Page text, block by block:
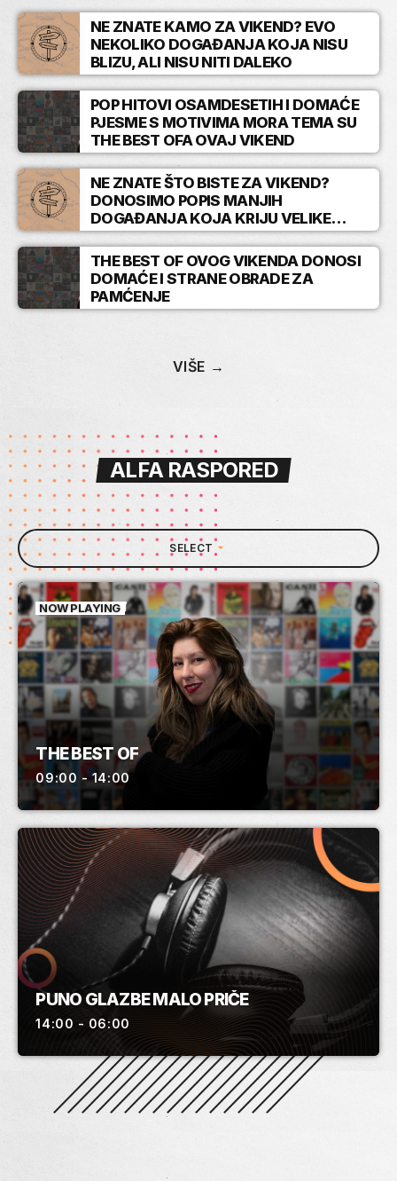
NE ZNATE KAMO ZA VIKEND? EVO
NEKOLIKO DOGAĐANJA KOJA NISU
BLIZU, ALI NISU NITI DALEKO
POP HITOVI OSAMDESETIH I DOMAĆE
PJESME S MOTIVIMA MORA TEMA SU
THE BEST OFA OVAJ VIKEND
NE ZNATE ŠTO BISTE ZA VIKEND?
DONOSIMO POPIS MANJIH
DOGAĐANJA KOJA KRIJU VELIKE
PRIČE!
THE BEST OF OVOG VIKENDA DONOSI
DOMAĆE I STRANE OBRADE ZA
PAMĆENJE
VIŠE →
ALFA RASPORED
SELECT arrow_drop_down
NOW PLAYING
THE BEST OF
09:00 - 14:00
PUNO GLAZBE MALO PRIČE
14:00 - 06:00